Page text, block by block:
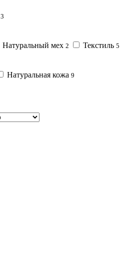
3
Натуральный мех 2 Текстиль 5
Натуральная кожа 9